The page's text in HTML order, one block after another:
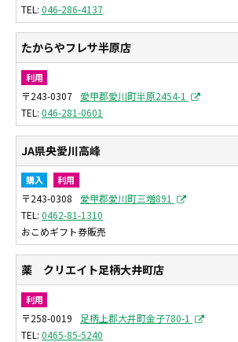
046-286-4137
たからやフレサ半原店
利用
〒243-0307
愛甲郡愛川町半原2454-1
046-281-0601
JA県央愛川高峰
購入 利用
〒243-0308
愛甲郡愛川町三増891
0462-81-1310
おこめギフト券販売
薬 クリエイト足柄大井町店
利用
〒258-0019
足柄上郡大井町金子780-1
0465-85-5240